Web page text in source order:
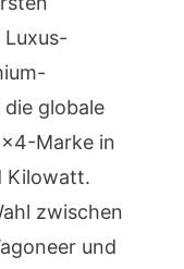
globale
Marke in
Kilowatt.
zwischen
und